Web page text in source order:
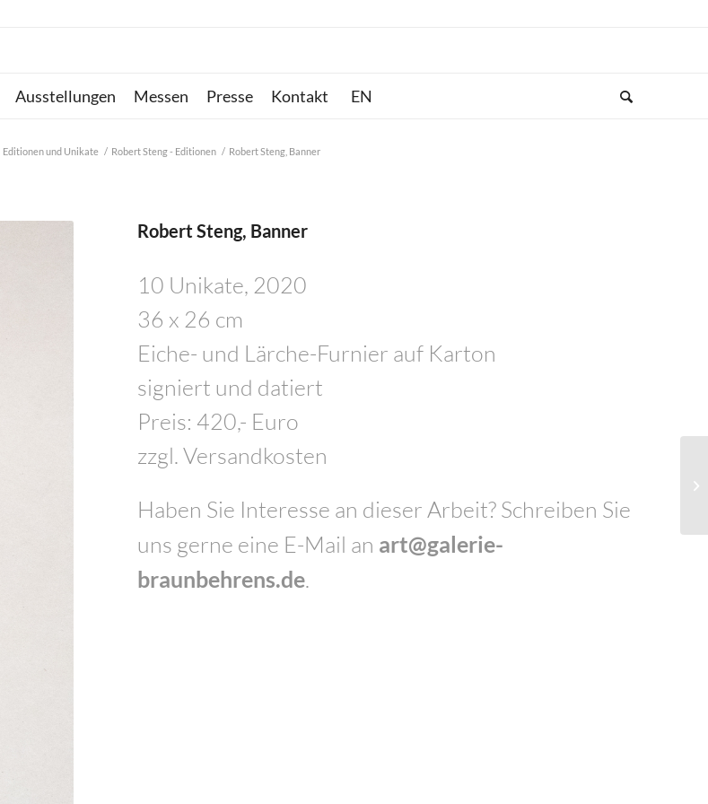
Ausstellungen Messen Presse Kontakt
Editionen und Unikate / Robert Steng - Editionen / Robert Steng, Banner
Robert Steng, Banner
10 Unikate, 2020
36 x 26 cm
Eiche- und Lärche-Furnier auf Karton
signiert und datiert
Preis: 420,- Euro
zzgl. Versandkosten
Haben Sie Interesse an dieser Arbeit? Schreiben Sie
uns gerne eine E-Mail an art@galerie-
braunbehrens.de.